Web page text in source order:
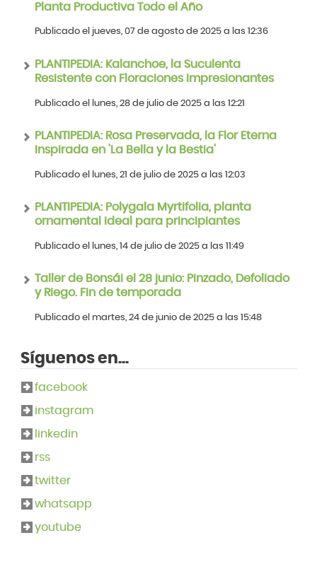
Planta Productiva Todo el Año
Publicado el jueves, 07 de agosto de 2025 a las 12:36
PLANTIPEDIA: Kalanchoe, la Suculenta
Resistente con Floraciones Impresionantes
Publicado el lunes, 28 de julio de 2025 a las 12:21
PLANTIPEDIA: Rosa Preservada, la Flor Eterna
Inspirada en 'La Bella y la Bestia'
Publicado el lunes, 21 de julio de 2025 a las 12:03
PLANTIPEDIA: Polygala Myrtifolia, planta
ornamental ideal para principiantes
Publicado el lunes, 14 de julio de 2025 a las 11:49
Taller de Bonsái el 28 junio: Pinzado, Defoliado
y Riego. Fin de temporada
Publicado el martes, 24 de junio de 2025 a las 15:48
Síguenos en...
facebook
instagram
linkedin
rss
twitter
whatsapp
youtube